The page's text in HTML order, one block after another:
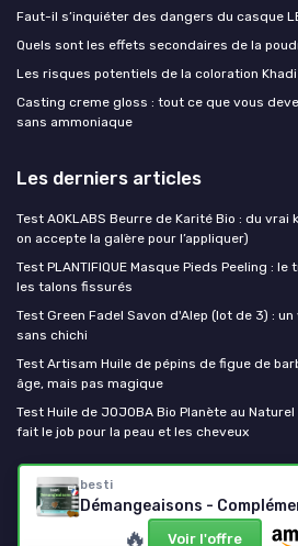
besti
🔥 Voir l'offre
Faut-il s’inquiéter des dangers du casque
Quels sont les effets secondaires de la
Les risques potentiels de la coloration Khadi
Casting creme gloss : tout ce que vous
sans ammoniaque
Les derniers articles
Test AOKLABS Beurre de Karité Bio : du
on accepte la galère pour l’appliquer)
Test PLANTIFIQUE Masque Pieds Peeling :
les talons fissurés
Test Green Fadel Savon d'Alep (lot de 3) :
sans chichi
Test Artisam Huile de pépins de figue de
âge, mais pas magique
Test Huile de JOJOBA Bio Planète au
fait le job pour la peau et les cheveux
Mes cosmetiques bio